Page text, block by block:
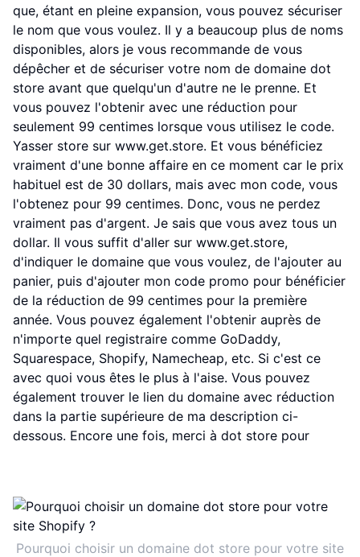
que, étant en pleine expansion, vous pouvez sécuriser
le nom que vous voulez. Il y a beaucoup plus de noms
disponibles, alors je vous recommande de vous
dépêcher et de sécuriser votre nom de domaine dot
store avant que quelqu'un d'autre ne le prenne. Et
vous pouvez l'obtenir avec une réduction pour
seulement 99 centimes lorsque vous utilisez le code.
Yasser store sur www.get.store. Et vous bénéficiez
vraiment d'une bonne affaire en ce moment car le prix
habituel est de 30 dollars, mais avec mon code, vous
l'obtenez pour 99 centimes. Donc, vous ne perdez
vraiment pas d'argent. Je sais que vous avez tous un
dollar. Il vous suffit d'aller sur www.get.store,
d'indiquer le domaine que vous voulez, de l'ajouter au
panier, puis d'ajouter mon code promo pour bénéficier
de la réduction de 99 centimes pour la première
année. Vous pouvez également l'obtenir auprès de
n'importe quel registraire comme GoDaddy,
Squarespace, Shopify, Namecheap, etc. Si c'est ce
avec quoi vous êtes le plus à l'aise. Vous pouvez
également trouver le lien du domaine avec réduction
dans la partie supérieure de ma description ci-
dessous. Encore une fois, merci à dot store pour
Pourquoi choisir un domaine dot store pour votre site